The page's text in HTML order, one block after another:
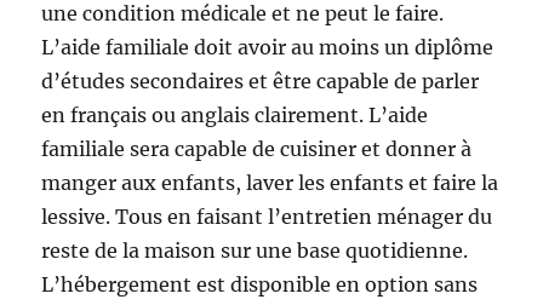
une condition médicale et ne peut le faire.
L’aide familiale doit avoir au moins un diplôme
d’études secondaires et être capable de parler
en français ou anglais clairement. L’aide
familiale sera capable de cuisiner et donner à
manger aux enfants, laver les enfants et faire la
lessive. Tous en faisant l’entretien ménager du
reste de la maison sur une base quotidienne.
L’hébergement est disponible en option sans